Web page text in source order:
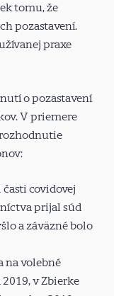
tomu, že
pozastavení.
praxe
o pozastavení
V priemere
covidovej
prijal súd
a záväzné bolo
na volebné
v Zbierke